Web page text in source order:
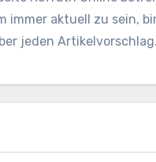
immer aktuell zu sein,
jeden Artikelvorschlag.